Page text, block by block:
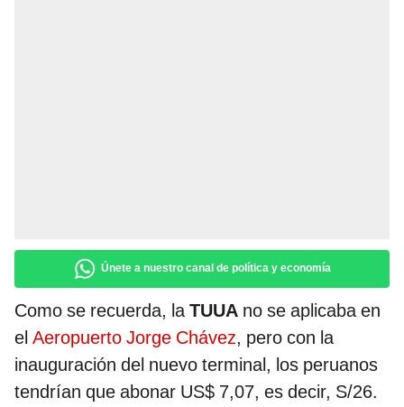
Únete a nuestro canal de política y economía
Como se recuerda, laTUUA no se aplicaba en
el Aeropuerto Jorge Chávez, pero con la
inauguración del nuevo terminal, los peruanos
tendrían que abonar US$ 7,07, es decir, S/26.